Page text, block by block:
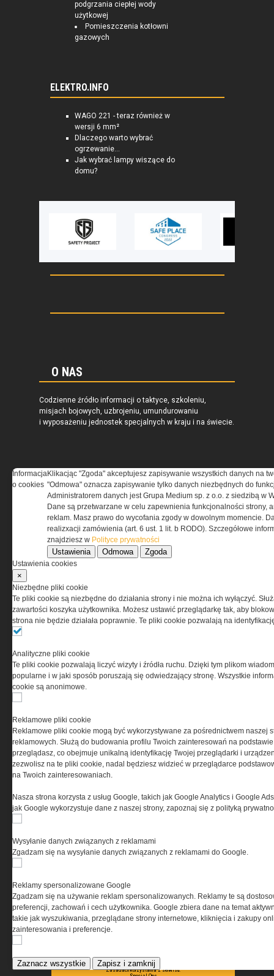
podgrzania ciepłej wody
użytkowej
Pomieszczenia kotłowni
gazowych
ELEKTRO.INFO
WAGO 221 - teraz również w
wersji 6 mm²
Dlaczego warto wybrać
ogrzewanie...
Jak wybrać lampy wiszące do
domu?
O NAS
Codzienne źródło informacji o taktyce, szkoleniu,
misjach bojowych, uzbrojeniu, umundurowaniu
i wyposażeniu jednostek specjalnych w kraju i na świecie.
REGULAMIN
Regulamin określa zasady korzystania z portalu
www.special-ops.pl
Korzystanie z portalu jest równoznaczne
z zaakceptowaniem warunków ustanowionych
odpowiedzialnością Spółka komandytowa, nr KRS:
0000537655, NIP 1132860378, REGON 146393437
(zwana dalej Grupa MEDIUM) w postaci Regulaminu.
Ta witryna wykorzystuje pliki cookies do przechowywania
informacji na Twoim komputerze. Pliki cookies stosujemy
w celu świadczenia usług na najwyższym poziomie,
w tym w sposób dostosowany do indywidualnych potrzeb.
Korzystanie z witryny bez zmiany ustawień dotyczących
urządzeniu końcowym. W każdym momencie możesz
dokonać zmiany ustawień przeglądarki dotyczących
prywatnościorazinformacją o cookies
rozpowszechnianie artykułów zabronione. Korzystanie z serwisu i
zamieszczonych w nim utworów i danych wyłącznie na zasadach określonych w
Zasadach korzystania z serwisu.
Informacja
o cookies
Klikacjąc "Zgoda" akceptujesz zapisywanie wszystkich danych na
"Odmowa" oznacza zapisywanie tylko danych niezbędnych do
Administratorem danych jest Grupa Medium sp. z o.o. z siedzibą w
Dane są przetwarzane w celu zapewnienia funkcjonalności strony,
reklam. Masz prawo do wycofania zgody w dowolnym momencie.
realizxacji zamówienia (art. 6 ust. 1 lit. b RODO). Szczegółowe
znajdziesz w Polityce prywatności
Ustawienia Odmowa Zgoda
Ustawienia cookies
×
Niezbędne pliki cookie
Te pliki cookie są niezbędne do działania strony i nie można ich wyłączyć.
zawartości koszyka użytkownika. Możesz ustawić przeglądarkę tak, aby
strona nie będzie działała poprawnie. Te pliki cookie pozwalają na
Analityczne pliki cookie
Te pliki cookie pozwalają liczyć wizyty i źródła ruchu. Dzięki tym plikom
popularne i w jaki sposób poruszają się odwiedzający stronę. Wszystkie
cookie są anonimowe.
Reklamowe pliki cookie
Reklamowe pliki cookie mogą być wykorzystywane za pośrednictwem naszej
reklamowych. Służą do budowania profilu Twoich zainteresowań na
przeglądasz, co obejmuje unikalną identyfikację Twojej przeglądarki i
zezwolisz na te pliki cookie, nadal będziesz widzieć w przeglądarce
na Twoich zainteresowaniach.
Nasza strona korzysta z usług Google, takich jak Google Analytics i Google
jak Google wykorzystuje dane z naszej strony, zapoznaj się z polityką
Wysyłanie danych związanych z reklamami
Zgadzam się na wysyłanie danych związanych z reklamami do Google.
Reklamy spersonalizowane Google
Zgadzam się na używanie reklam spersonalizowanych. Reklamy te są
preferencji, zachowań i cech użytkownika. Google zbiera dane na temat
takie jak wyszukiwania, przeglądane strony internetowe, kliknięcia i zakupy
zainteresowania i preferencje.
Zaznacz wszystkie Zapisz i zamknij